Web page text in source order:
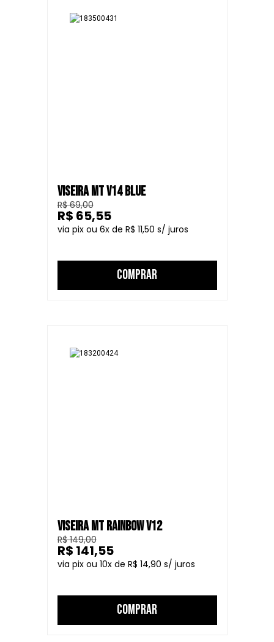
VISEIRA MT V14 BLUE
R$ 69,00
6
R$ 11,50
R$ 65,55
COMPRAR
VISEIRA MT RAINBOW V12
R$ 149,00
10
R$ 14,90
R$ 141,55
COMPRAR